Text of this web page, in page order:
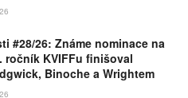
#28/26: Známe nominace na
ročník KVIFFu finišoval
Binoche a Wrightem